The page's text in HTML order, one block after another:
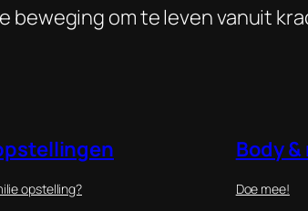
beweging om te leven vanuit
opstelling?
Body
Doe mee!